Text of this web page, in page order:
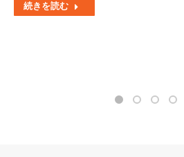
続きを読む